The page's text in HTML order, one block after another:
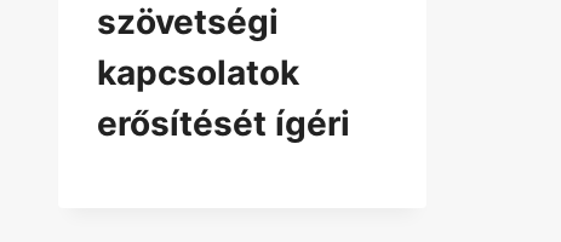
szövetségi
kapcsolatok
erősítését ígéri